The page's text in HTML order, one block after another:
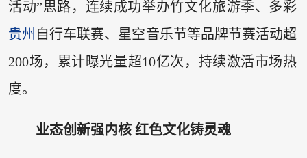
活动”思路，连续成功举办竹文化旅游季、多彩
贵州 自行车联赛、星空音乐节等品牌节赛活动超
200场，累计曝光量超10亿次，持续激活市场热
度。
业态创新强内核 红色文化铸灵魂